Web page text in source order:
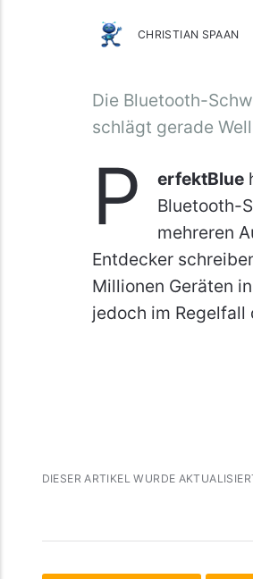
CHRISTIAN SPAAN
Die Bluetooth-
schlägt gerade
P erfektBlue
Bluetooth-
mehreren
Entdecker
Millionen Geräten
jedoch im
DIESER ARTIKEL WURDE